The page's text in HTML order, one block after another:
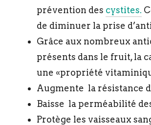
prévention des cystites.
de diminuer la prise
Grâce aux nombreux
présents dans le fruit, la
une «propriété
Augmente la résistance
Baisse la perméabilité
Protège les vaisseaux